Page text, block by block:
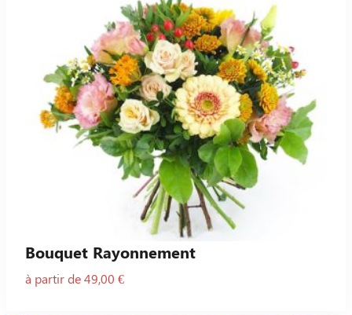
Bouquet Rayonnement
à partir de 49,00 €